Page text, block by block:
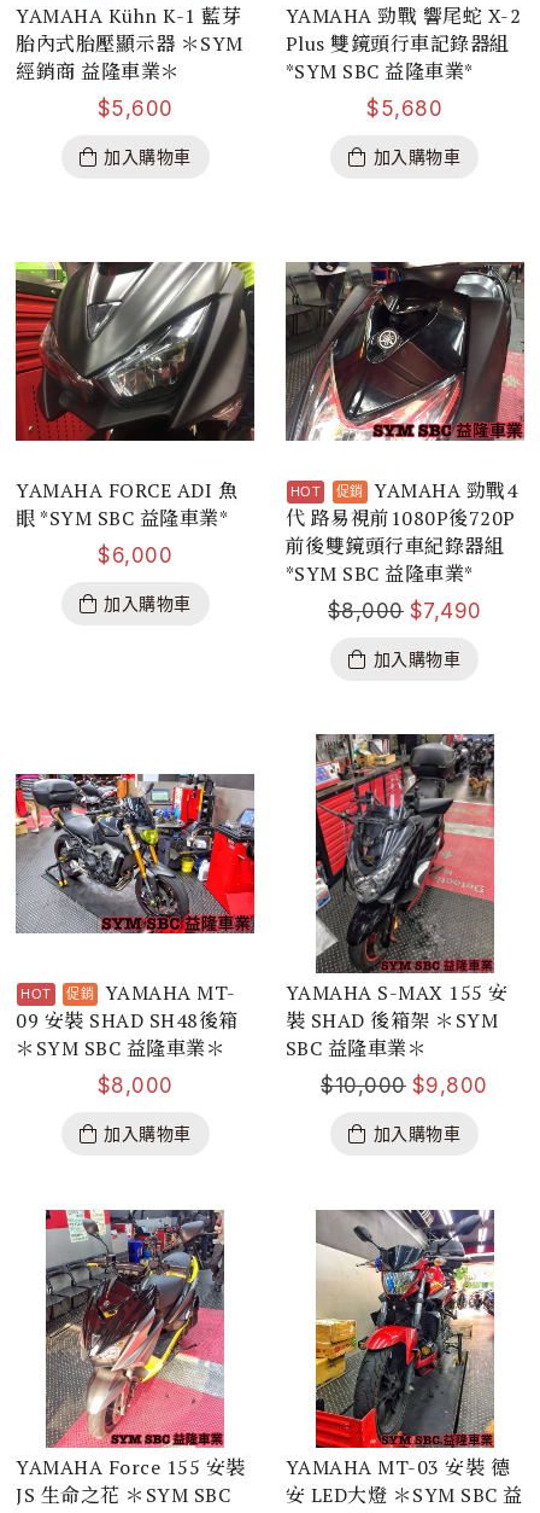
YAMAHA Kühn K-1 藍芽
胎內式胎壓顯示器 ＊SYM
經銷商 益隆車業＊
$5,600
加入購物車
YAMAHA 勁戰 響尾蛇 X-2
Plus 雙鏡頭行車記錄器組
*SYM SBC 益隆車業*
$5,680
加入購物車
YAMAHA FORCE ADI 魚
眼 *SYM SBC 益隆車業*
$6,000
加入購物車
YAMAHA 勁戰4
代 路易視前1080P後720P
前後雙鏡頭行車紀錄器組
*SYM SBC 益隆車業*
$8,000 $7,490
加入購物車
YAMAHA MT-
09 安裝 SHAD SH48後箱
＊SYM SBC 益隆車業＊
$8,000
加入購物車
YAMAHA S-MAX 155 安
裝 SHAD 後箱架 ＊SYM
SBC 益隆車業＊
$10,000 $9,800
加入購物車
YAMAHA Force 155 安裝
JS 生命之花 ＊SYM SBC
YAMAHA MT-03 安裝 德
安 LED大燈 ＊SYM SBC 益